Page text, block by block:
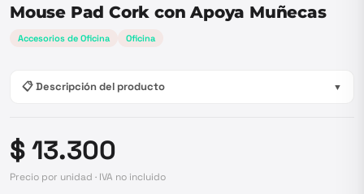
Mouse Pad Cork con Apoya Muñecas
Accesorios de Oficina Oficina
📋 Descripción del producto ▼
$ 13.300
Precio por unidad · IVA no incluido